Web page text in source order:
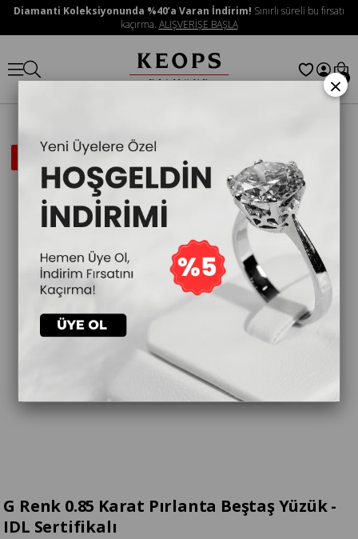
Diamanti Koleksiyonunda %40’a Varan İndirim! Sınırlı süreli bu fırsatı
kaçırma. ALIŞVERİŞE BAŞLA
0
İNDIRIMLI
G Renk 0.85 Karat Pırlanta Beştaş Yüzük -
IDL Sertifikalı
×